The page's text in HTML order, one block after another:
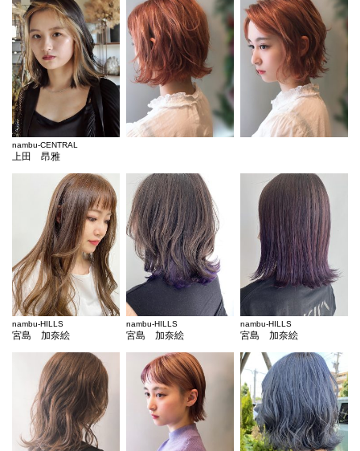
nambu-CENTRAL
上田 昂雅
nambu-HILLS
宮島 加奈絵
nambu-HILLS
宮島 加奈絵
nambu-HILLS
宮島 加奈絵